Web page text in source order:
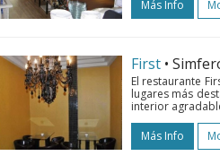
Más Info
First •
El restaurante
lugares más
interior
Más Info